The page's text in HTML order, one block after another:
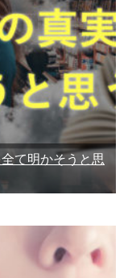
て明かそうと思